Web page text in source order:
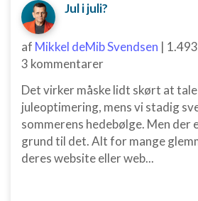
Jul i juli?
af Mikkel deMib Svendsen |
3 kommentarer
Det virker måske lidt skørt at
juleoptimering, mens vi stadig
sommerens hedebølge. Men der
grund til det. Alt for mange
deres website eller web...